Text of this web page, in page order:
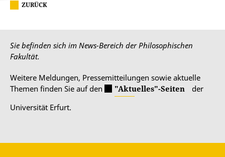
ZURÜCK
Sie befinden sich im News-Bereich der Philosophischen
Fakultät.
Weitere Meldungen, Pressemitteilungen sowie aktuelle
Themen finden Sie auf den
"Aktuelles"-Seiten
der
Universität Erfurt.